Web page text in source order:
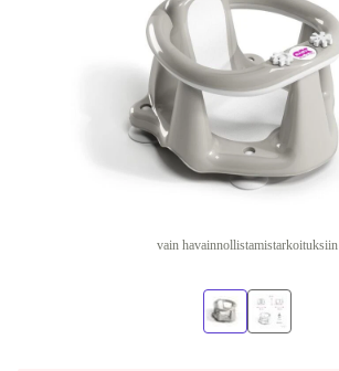
vain havainnollistamistarkoituksiin